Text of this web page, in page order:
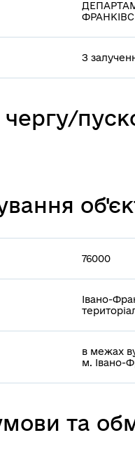
З
чергу/
76000
Івано-
в межах
м. Івано-
та